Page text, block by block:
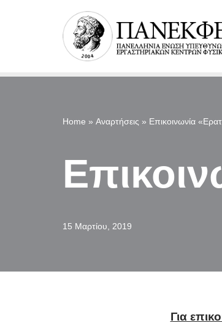
Μεταπηδήστε
Home » Αναρτήσεις » Επικοινωνία
15 Μαρτίου, 2019
Για